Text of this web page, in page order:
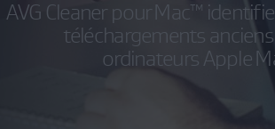
AVG Cleaner pour Mac™
téléchargements
ordinateurs Apple